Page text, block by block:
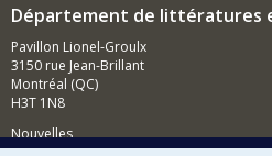
Département de littératures
Pavillon Lionel-Groulx
3150 rue Jean-Brillant
Montréal (QC)
H3T 1N8
Nouvelles